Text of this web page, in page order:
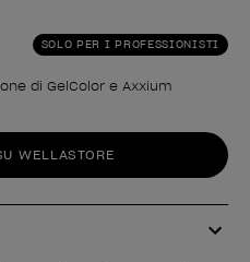
SOLO PER I PROFESSIONISTI
di GelColor e Axxium
WELLASTORE